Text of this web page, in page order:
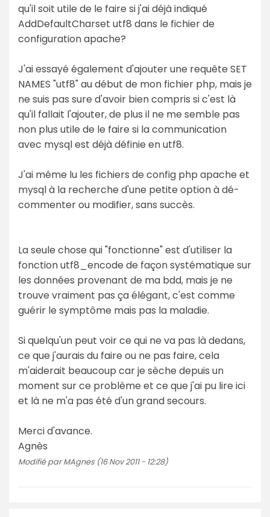
qu'il soit utile de le faire si j'ai déjà indiqué
AddDefaultCharset utf8 dans le fichier de
configuration apache?
J'ai essayé également d'ajouter une requête SET
NAMES "utf8" au début de mon fichier php, mais je
ne suis pas sure d'avoir bien compris si c'est là
qu'il fallait l'ajouter, de plus il ne me semble pas
non plus utile de le faire si la communication
avec mysql est déjà définie en utf8.
J'ai même lu les fichiers de config php apache et
mysql à la recherche d'une petite option à dé-
commenter ou modifier, sans succès.
La seule chose qui "fonctionne" est d'utiliser la
fonction utf8_encode de façon systématique sur
les données provenant de ma bdd, mais je ne
trouve vraiment pas ça élégant, c'est comme
guérir le symptôme mais pas la maladie.
Si quelqu'un peut voir ce qui ne va pas là dedans,
ce que j'aurais du faire ou ne pas faire, cela
m'aiderait beaucoup car je sèche depuis un
moment sur ce problème et ce que j'ai pu lire ici
et là ne m'a pas été d'un grand secours.
Merci d'avance.
Agnès
Modifié par MAgnes (16 Nov 2011 - 12:28)